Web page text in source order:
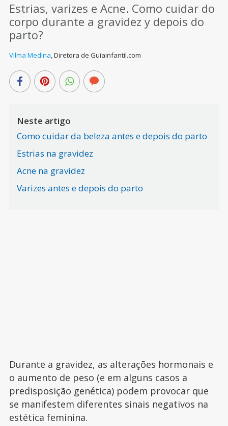
Estrias, varizes e Acne. Como cuidar do
corpo durante a gravidez y depois do
parto?
Vilma Medina,Diretora de Guiainfantil.com
Neste artigo
Como cuidar da beleza antes e depois do parto
Estrias na gravidez
Acne na gravidez
Varizes antes e depois do parto
Durante a gravidez, as alterações hormonais e
o aumento de peso (e em alguns casos a
predisposição genética) podem provocar que
se manifestem diferentes sinais negativos na
estética feminina.